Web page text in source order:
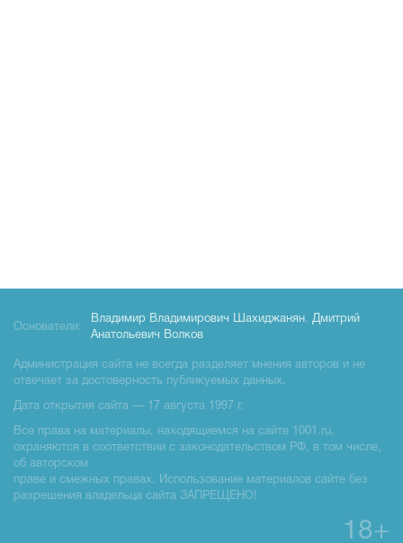
Основатели:
Владимир Владимирович Шахиджанян, Дмитрий
Анатольевич Волков
Администрация сайта не всегда разделяет мнения авторов и не
отвечает за достоверность публикуемых данных.
Дата открытия сайта — 17 августа 1997 г.
Все права на материалы, находящиемся на сайте 1001.ru,
охраняются в соответствии с законодательством РФ, в том числе,
об авторском
праве и смежных правах. Использование материалов сайте без
разрешения владельца сайта ЗАПРЕЩЕНО!
18+